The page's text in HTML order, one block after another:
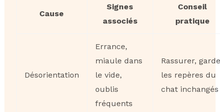
Cause
Signes
associés
Conseil
pratique
Désorientation
Errance,
miaule dans
le vide,
oublis
fréquents
Rassurer,
les repères du
chat inchangés